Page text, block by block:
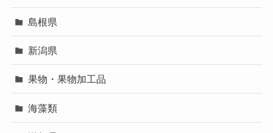
島根県
新潟県
果物・果物加工品
海藻類